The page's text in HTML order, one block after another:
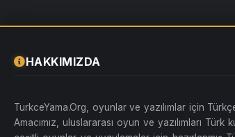
HAKKIMIZDA
TurkceYama.Org, oyunlar ve yazılımlar için
Amacımız, uluslararası oyun ve yazılımları